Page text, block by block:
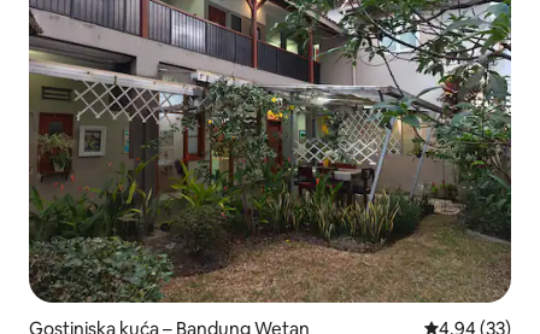
Gostinjska kuća – Bandung Wetan Prosječna
4,94 (33)